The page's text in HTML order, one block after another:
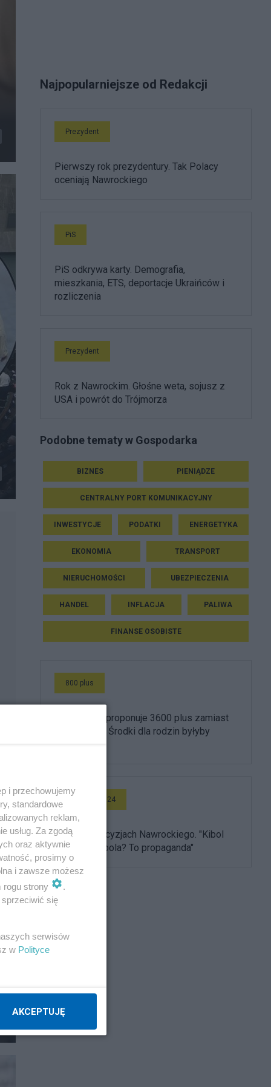
Najpopularniejsze od Redakcji
Prezydent
Pierwszy rok prezydentury. Tak Polacy
oceniają Nawrockiego
PiS
PiS odkrywa karty. Demografia,
mieszkania, ETS, deportacje Ukraińców i
rozliczenia
Prezydent
Rok z Nawrockim. Głośne weta, sojusz z
USA i powrót do Trójmorza
Podobne tematy w Gospodarka
BIZNES PIENIĄDZE
CENTRALNY PORT KOMUNIKACYJNY
INWESTYCJE PODATKI ENERGETYKA
EKONOMIA TRANSPORT
NIERUCHOMOŚCI UBEZPIECZENIA
HANDEL INFLACJA PALIWA
FINANSE OSOBISTE
800 plus
Morawiecki proponuje 3600 plus zamiast
800 złotych. Środki dla rodzin byłyby
Wideo Salon24
Burza po decyzjach Nawrockiego. "Kibol
ułaskawił kibola? To propaganda"
i przechowujemy
standardowe
reklam,
usług. Za zgodą
oraz aktywnie
prosimy o
i zawsze możesz
rogu strony
.
się
serwisów
w Polityce
AKCEPTUJĘ